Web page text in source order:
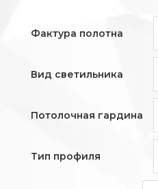
Фактура полотна
Вид светильника
Потолочная гардина
Тип профиля